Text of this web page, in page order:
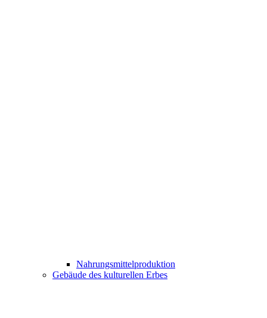
Nahrungsmittelproduktion
Gebäude des kulturellen Erbes